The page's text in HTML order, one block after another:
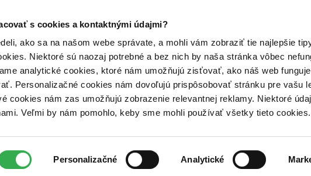
s cookies a kontaktnými údajmi?
ako sa na našom webe správate, a mohli vám zobraziť tie najlepšie
Niektoré sú naozaj potrebné a bez nich by naša stránka vôbec
analytické cookies, ktoré nám umožňujú zisťovať, ako náš web
Personalizačné cookies nám dovoľujú prispôsobovať stránku pre vašu
cookies nám zas umožňujú zobrazenie relevantnej reklamy. Niektoré
Veľmi by nám pomohlo, keby sme mohli používať všetky tieto
Personalizačné Analytické